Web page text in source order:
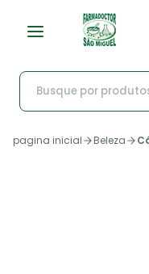
pagina inicial Beleza